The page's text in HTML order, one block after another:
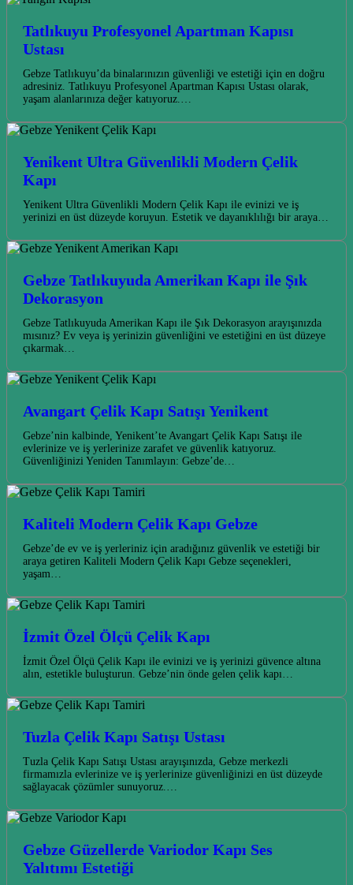
Tatlıkuyu Profesyonel Apartman Kapısı
Ustası
Gebze Tatlıkuyu’da binalarınızın güvenliği ve estetiği için en doğru
adresiniz. Tatlıkuyu Profesyonel Apartman Kapısı Ustası olarak,
yaşam alanlarınıza değer katıyoruz.…
Yenikent Ultra Güvenlikli Modern Çelik
Kapı
Yenikent Ultra Güvenlikli Modern Çelik Kapı ile evinizi ve iş
yerinizi en üst düzeyde koruyun. Estetik ve dayanıklılığı bir araya…
Gebze Tatlıkuyuda Amerikan Kapı ile Şık
Dekorasyon
Gebze Tatlıkuyuda Amerikan Kapı ile Şık Dekorasyon arayışınızda
mısınız? Ev veya iş yerinizin güvenliğini ve estetiğini en üst düzeye
çıkarmak…
Avangart Çelik Kapı Satışı Yenikent
Gebze’nin kalbinde, Yenikent’te Avangart Çelik Kapı Satışı ile
evlerinize ve iş yerlerinize zarafet ve güvenlik katıyoruz.
Güvenliğinizi Yeniden Tanımlayın: Gebze’de…
Kaliteli Modern Çelik Kapı Gebze
Gebze’de ev ve iş yerleriniz için aradığınız güvenlik ve estetiği bir
araya getiren Kaliteli Modern Çelik Kapı Gebze seçenekleri,
yaşam…
İzmit Özel Ölçü Çelik Kapı
İzmit Özel Ölçü Çelik Kapı ile evinizi ve iş yerinizi güvence altına
alın, estetikle buluşturun. Gebze’nin önde gelen çelik kapı…
Tuzla Çelik Kapı Satışı Ustası
Tuzla Çelik Kapı Satışı Ustası arayışınızda, Gebze merkezli
firmamızla evlerinize ve iş yerlerinize güvenliğinizi en üst düzeyde
sağlayacak çözümler sunuyoruz.…
Gebze Güzellerde Variodor Kapı Ses
Yalıtımı Estetiği